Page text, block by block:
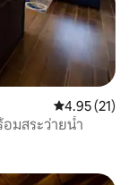
คะแนนเฉลี่ย
4.95 (21)
มสระว่ายน้ำ